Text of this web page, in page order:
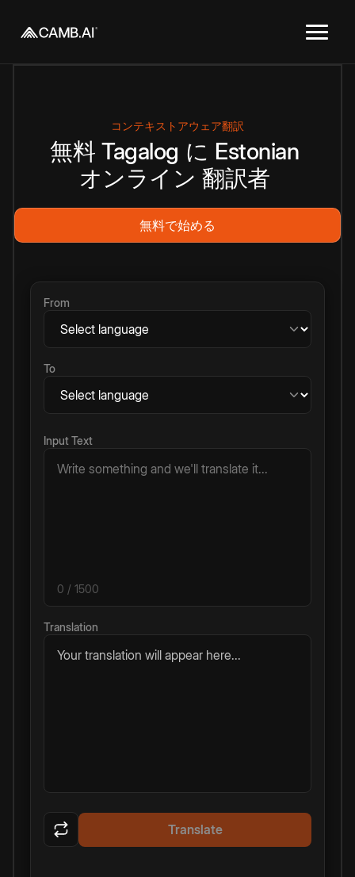
コンテキストアウェア翻訳
無料 Tagalog に Estonian
オンライン 翻訳者
無料で始める
From
To
Input Text
0 / 1500
Translation
Your translation will appear here...
Translate